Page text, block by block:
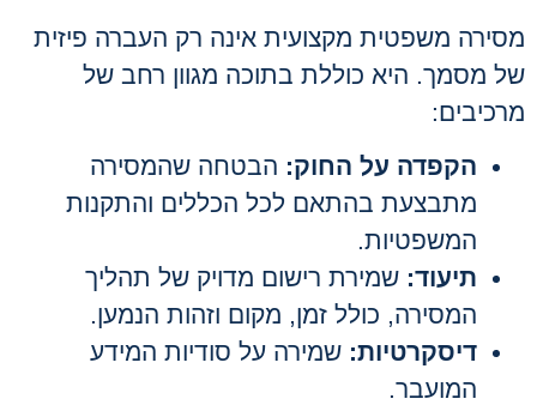
מסירה משפטית מקצועית אינה רק העברה פיזית
של מסמך. היא כוללת בתוכה מגוון רחב של
מרכיבים:
הקפדה על החוק:הבטחה שהמסירה
מתבצעת בהתאם לכל הכללים והתקנות
המשפטיות.
תיעוד:שמירת רישום מדויק של תהליך
המסירה, כולל זמן, מקום וזהות הנמען.
דיסקרטיות:שמירה על סודיות המידע
המועבר.